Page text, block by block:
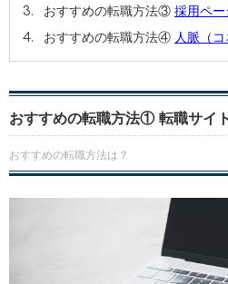
おすすめの転職方法③ 採用ペ
おすすめの転職方法④ 人脈（
おすすめの転職方法① 転職サイ
おすすめの転職方法は？